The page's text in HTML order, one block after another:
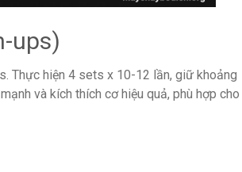
ups)
Thực hiện 4 sets x 10-12 lần, giữ khoảng
và kích thích cơ hiệu quả, phù hợp cho